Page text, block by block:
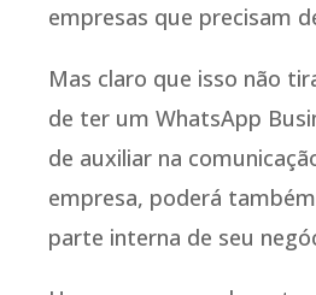
empresas que precisam
Mas claro que isso não
de ter um WhatsApp
de auxiliar na
empresa, poderá
parte interna de seu